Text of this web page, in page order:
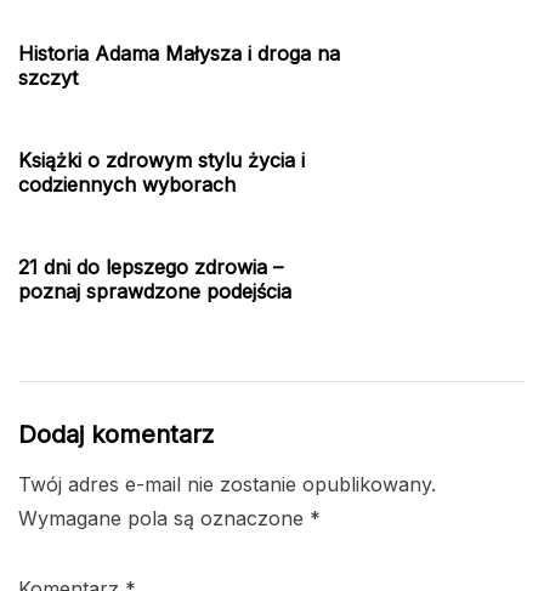
Historia Adama Małysza i droga na
szczyt
Książki o zdrowym stylu życia i
codziennych wyborach
21 dni do lepszego zdrowia –
poznaj sprawdzone podejścia
Dodaj komentarz
Twój adres e-mail nie zostanie opublikowany.
Wymagane pola są oznaczone *